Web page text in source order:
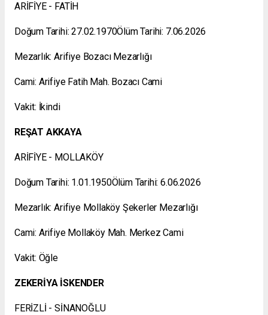
ARİFİYE - FATİH
Doğum Tarihi: 27.02.1970Ölüm Tarihi: 7.06.2026
Mezarlık: Arifiye Bozacı Mezarlığı
Cami: Arifiye Fatih Mah. Bozacı Cami
Vakit: İkindi
REŞAT AKKAYA
ARİFİYE - MOLLAKÖY
Doğum Tarihi: 1.01.1950Ölüm Tarihi: 6.06.2026
Mezarlık: Arifiye Mollaköy Şekerler Mezarlığı
Cami: Arifiye Mollaköy Mah. Merkez Cami
Vakit: Öğle
ZEKERİYA İSKENDER
FERİZLİ - SİNANOĞLU